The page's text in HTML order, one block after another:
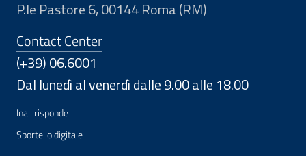
P.le Pastore 6, 00144 Roma (RM)
Contact Center
(+39) 06.6001
Dal lunedì al venerdì dalle 9.00 alle 18.00
Inail risponde
Sportello digitale